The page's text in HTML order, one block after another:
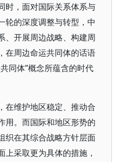
时，面对国际关系体系与
轮的深度调整与转型，中
、开展周边战略、构建周
在周边命运共同体的话语
同体”概念所蕴含的时代
在维护地区稳定、推动合
用。而国际和地区形势的
织在其综合战略方针层面
采取更为具体的措施，